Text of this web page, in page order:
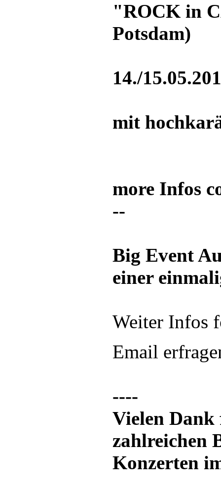
"ROCK in
Potsdam)
14./
mit
more Infos
--
Big Event
einer
Weiter Infos
Email
----
Vielen Dank
zahlreichen
Konzerten